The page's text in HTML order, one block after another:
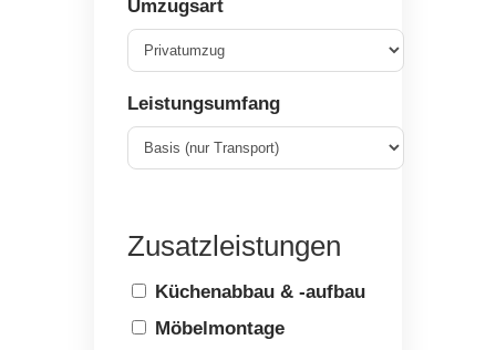
Umzugsart
Leistungsumfang
Zusatzleistungen
Küchenabbau & -aufbau
Möbelmontage